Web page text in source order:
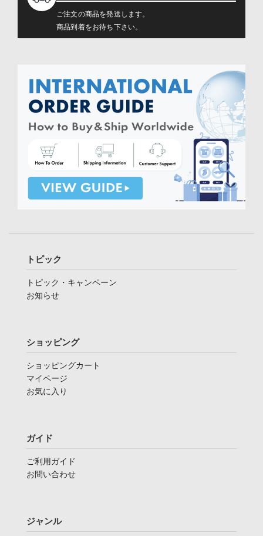
ご注文の商品を発送します。
商品到着をお待ち下さい。
トピック
トピック・キャンペーン
お知らせ
ショッピング
ショッピングカート
マイページ
お気に入り
ガイド
ご利用ガイド
お問い合わせ
ジャンル